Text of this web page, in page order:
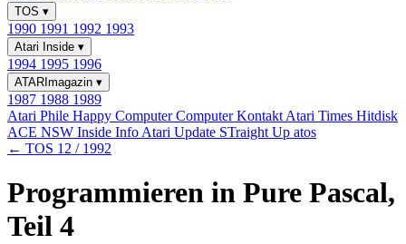
TOS ▾
1990 1991 1992 1993
Atari Inside ▾
1994 1995 1996
ATARImagazin ▾
1987 1988 1989
Atari Phile Happy ComputerComputer Kontakt Atari Times Hitdisk
ACE NSW Inside Info Atari Update STraight Up atos
← TOS 12 / 1992
Programmieren in Pure Pascal,
Teil 4